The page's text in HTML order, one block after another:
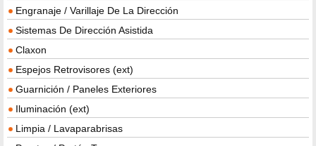
Engranaje / Varillaje De La Dirección
Sistemas De Dirección Asistida
Claxon
Espejos Retrovisores (ext)
Guarnición / Paneles Exteriores
Iluminación (ext)
Limpia / Lavaparabrisas